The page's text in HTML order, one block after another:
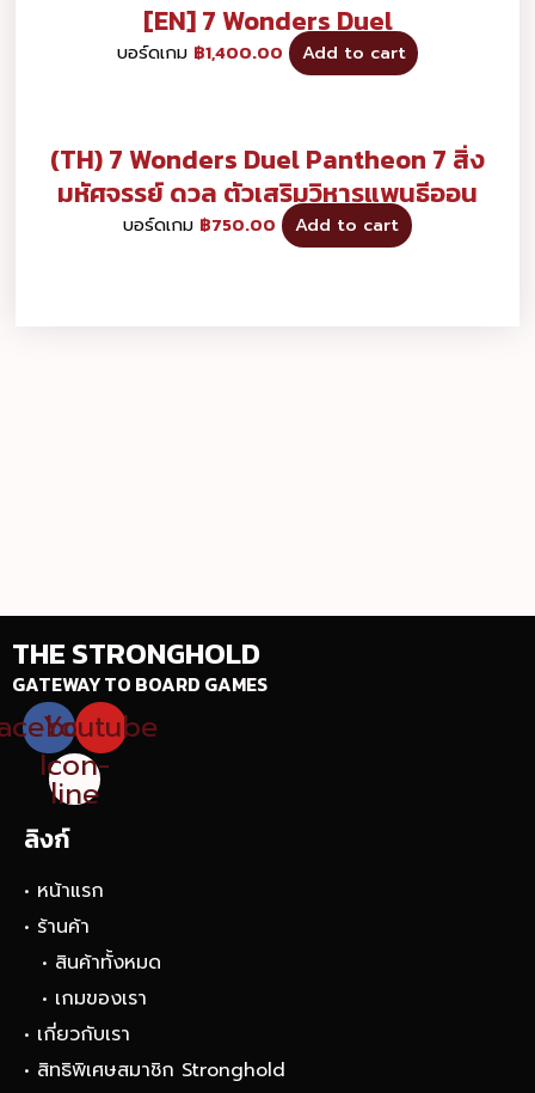
[EN] 7 Wonders Duel
บอร์ดเกม ฿1,400.00 Add to cart
(TH) 7 Wonders Duel Pantheon 7 สิ่ง
มหัศจรรย์ ดวล ตัวเสริมวิหารแพนธีออน
บอร์ดเกม ฿750.00 Add to cart
THE STRONGHOLD
GATEWAY TO BOARD GAMES
Youtube
Icon-
line
ลิงก์
• หน้าแรก
• ร้านค้า
• สินค้าทั้งหมด
• เกมของเรา
• เกี่ยวกับเรา
• สิทธิพิเศษสมาชิก Stronghold